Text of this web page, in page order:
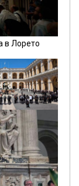
в Лорето